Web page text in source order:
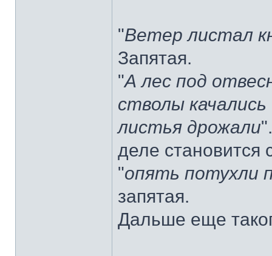
"Ветер листал
Запятая.
"А лес под
стволы
листья дрожали
деле становится
"опять потухли
запятая.
Дальше еще